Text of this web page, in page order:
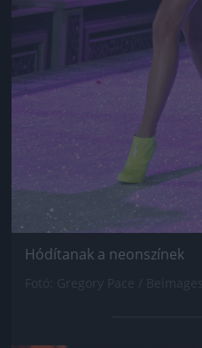
Hódítanak a neonszínek